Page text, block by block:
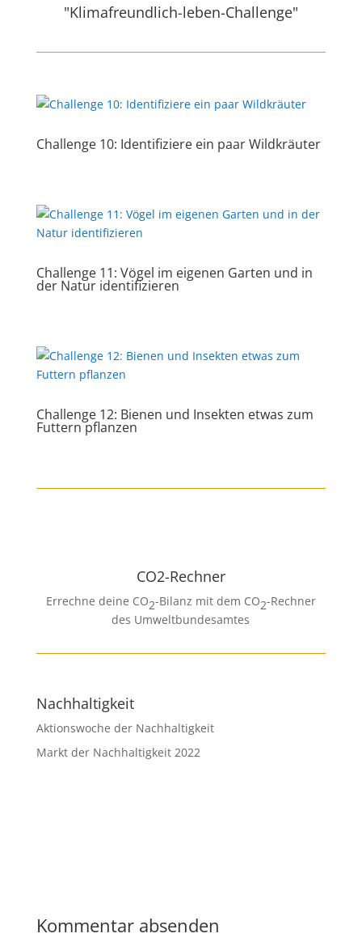
"Klimafreundlich-leben-Challenge"
Challenge 10: Identifiziere ein paar Wildkräuter
Challenge 11: Vögel im eigenen Garten und in
der Natur identifizieren
Challenge 12: Bienen und Insekten etwas zum
Futtern pflanzen
CO2-Rechner
Errechne deine CO2-Bilanz mit dem CO2-Rechner
des Umweltbundesamtes
Nachhaltigkeit
Aktionswoche der Nachhaltigkeit
Markt der Nachhaltigkeit 2022
Kommentar absenden